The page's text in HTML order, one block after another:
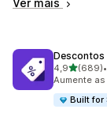
Ver mais
Descontos
4,9de 5(689)
689 •
Aumente as
Built for